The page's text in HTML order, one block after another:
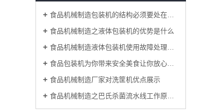
食品机械制造包装机的结构必须要处在正常状态
食品机械制造之液体包装机的优势是什么
食品机械制造液体包装机使用故障处理方法
食品包装机为你带来安全美食让你放心出游每一天
食品机械制造厂家对洗筐机优点展示
食品机械制造之巴氏杀菌流水线工作原理简介